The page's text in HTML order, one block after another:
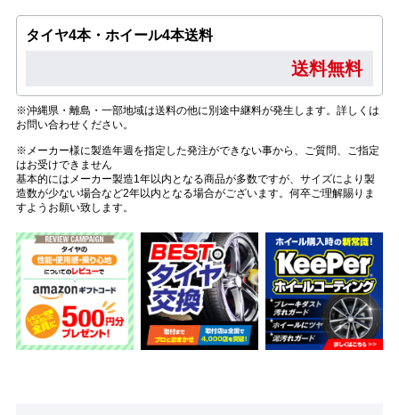
タイヤ4本・ホイール4本送料
送料無料
※沖縄県・離島・一部地域は送料の他に別途中継料が発生します。詳しくは
お問い合わせください。
※メーカー様に製造年週を指定した発注ができない事から、ご質問、ご指定
はお受けできません
基本的にはメーカー製造1年以内となる商品が多数ですが、サイズにより製
造数が少ない場合など2年以内となる場合がございます。何卒ご理解賜りま
すようお願い致します。